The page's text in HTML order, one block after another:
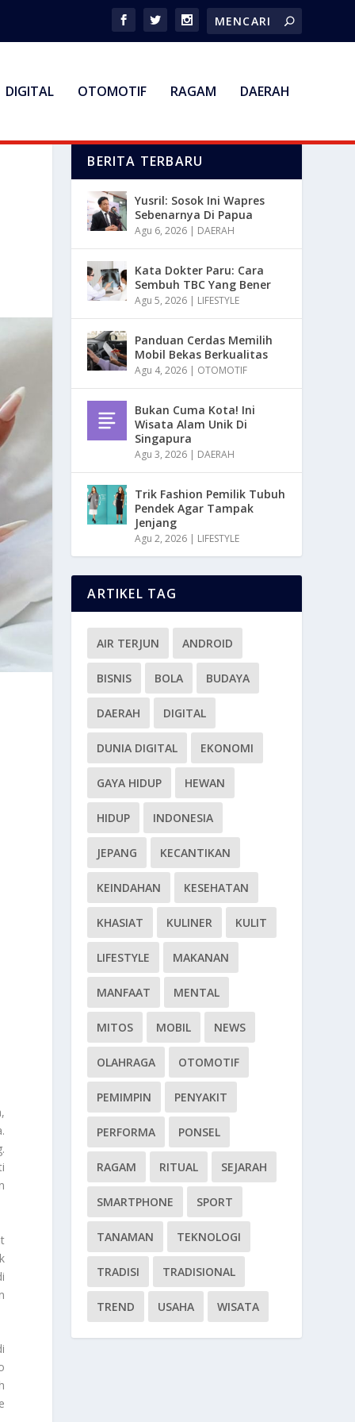
DIGITAL OTOMOTIF RAGAM DAERAH
BERITA TERBARU
Yusril: Sosok Ini Wapres
Sebenarnya Di Papua
Agu 6, 2026 | DAERAH
Kata Dokter Paru: Cara
Sembuh TBC Yang Bener
Agu 5, 2026 | LIFESTYLE
Panduan Cerdas Memilih
Mobil Bekas Berkualitas
Agu 4, 2026 | OTOMOTIF
Bukan Cuma Kota! Ini
Wisata Alam Unik Di
Singapura
Agu 3, 2026 | DAERAH
Trik Fashion Pemilik Tubuh
Pendek Agar Tampak
Jenjang
Agu 2, 2026 | LIFESTYLE
ARTIKEL TAG
AIR TERJUN ANDROID
BISNIS BOLA BUDAYA
DAERAH DIGITAL
DUNIA DIGITAL EKONOMI
GAYA HIDUP HEWAN
HIDUP INDONESIA
JEPANG KECANTIKAN
KEINDAHAN KESEHATAN
KHASIAT KULINER KULIT
LIFESTYLE MAKANAN
MANFAAT MENTAL
MITOS MOBIL NEWS
OLAHRAGA OTOMOTIF
PEMIMPIN PENYAKIT
PERFORMA PONSEL
RAGAM RITUAL SEJARAH
SMARTPHONE SPORT
TANAMAN TEKNOLOGI
TRADISI TRADISIONAL
TREND USAHA WISATA